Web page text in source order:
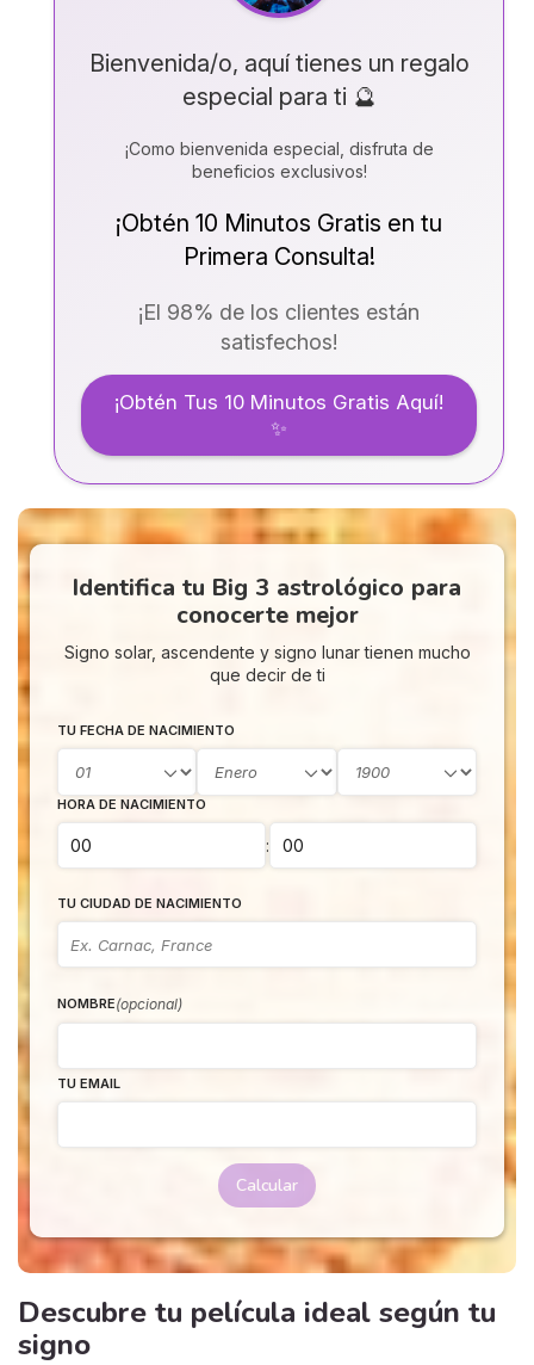
Bienvenida/o, aquí tienes un regalo
especial para ti 🔮
¡Como bienvenida especial, disfruta de
beneficios exclusivos!
¡Obtén 10 Minutos Gratis en tu
Primera Consulta!
¡El 98% de los clientes están
satisfechos!
¡Obtén Tus 10 Minutos Gratis Aquí!
✨
Identifica tu Big 3 astrológico para
conocerte mejor
Signo solar, ascendente y signo lunar tienen mucho
que decir de ti
TU FECHA DE NACIMIENTO
HORA DE NACIMIENTO
:
TU CIUDAD DE NACIMIENTO
NOMBRE(opcional)
TU EMAIL
Calcular
Descubre tu película ideal según tu
signo